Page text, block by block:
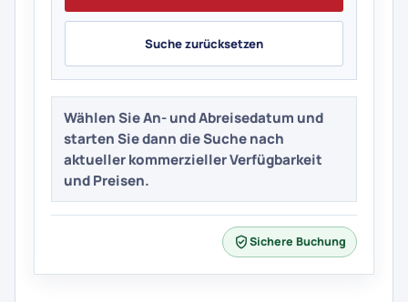
Suche zurücksetzen
Wählen Sie An- und Abreisedatum und
starten Sie dann die Suche nach
aktueller kommerzieller Verfügbarkeit
und Preisen.
Sichere Buchung